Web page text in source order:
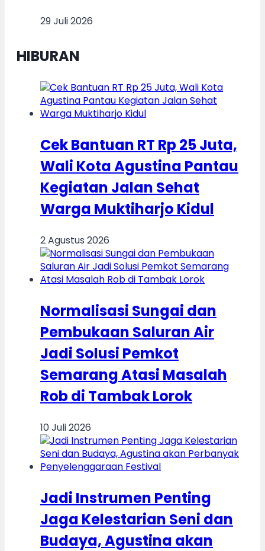
29 Juli 2026
HIBURAN
Cek Bantuan RT Rp 25 Juta,
Wali Kota Agustina Pantau
Kegiatan Jalan Sehat
Warga Muktiharjo Kidul
2 Agustus 2026
Normalisasi Sungai dan
Pembukaan Saluran Air
Jadi Solusi Pemkot
Semarang Atasi Masalah
Rob di Tambak Lorok
10 Juli 2026
Jadi Instrumen Penting
Jaga Kelestarian Seni dan
Budaya, Agustina akan